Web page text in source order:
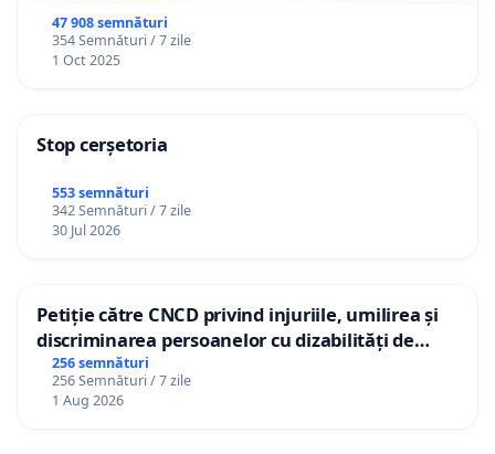
47 908 semnături
354 Semnături / 7 zile
1 Oct 2025
Stop cerșetoria
553 semnături
342 Semnături / 7 zile
30 Jul 2026
Petiție către CNCD privind injuriile, umilirea și
discriminarea persoanelor cu dizabilități de
către utilizatorul TikTok „Gorici”
256 semnături
256 Semnături / 7 zile
1 Aug 2026